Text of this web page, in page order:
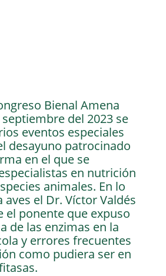
Bienal Amena
del 2023 se
eventos especiales
desayuno patrocinado
en el que se
en nutrición
animales. En lo
aves el Dr. Víctor Valdés
el ponente que expuso
de las enzimas en la
y errores frecuentes
como pudiera ser en